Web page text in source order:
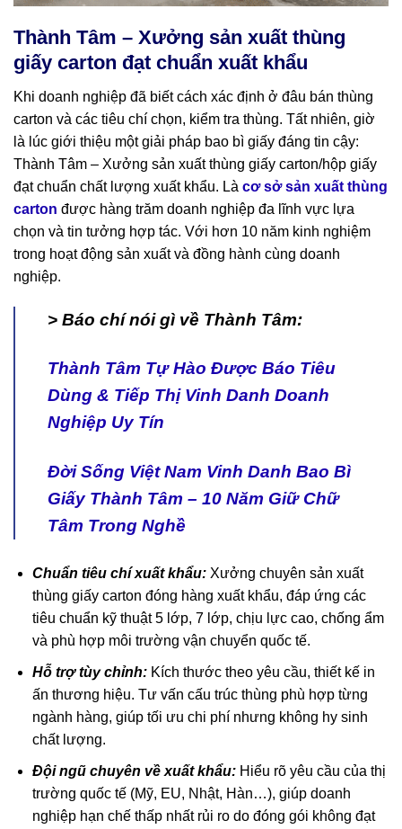
Thành Tâm – Xưởng sản xuất thùng
giấy carton đạt chuẩn xuất khẩu
Khi doanh nghiệp đã biết cách xác định ở đâu bán thùng
carton và các tiêu chí chọn, kiểm tra thùng. Tất nhiên, giờ
là lúc giới thiệu một giải pháp bao bì giấy đáng tin cậy:
Thành Tâm – Xưởng sản xuất thùng giấy carton/hộp giấy
đạt chuẩn chất lượng xuất khẩu. Là cơ sở sản xuất thùng
carton được hàng trăm doanh nghiệp đa lĩnh vực lựa
chọn và tin tưởng hợp tác. Với hơn 10 năm kinh nghiệm
trong hoạt động sản xuất và đồng hành cùng doanh
nghiệp.
> Báo chí nói gì về Thành Tâm:
Thành Tâm Tự Hào Được Báo Tiêu
Dùng & Tiếp Thị Vinh Danh Doanh
Nghiệp Uy Tín
Đời Sống Việt Nam Vinh Danh Bao Bì
Giấy Thành Tâm – 10 Năm Giữ Chữ
Tâm Trong Nghề
Chuẩn tiêu chí xuất khẩu:Xưởng chuyên sản xuất
thùng giấy carton đóng hàng xuất khẩu, đáp ứng các
tiêu chuẩn kỹ thuật 5 lớp, 7 lớp, chịu lực cao, chống ẩm
và phù hợp môi trường vận chuyển quốc tế.
Hỗ trợ tùy chỉnh:Kích thước theo yêu cầu, thiết kế in
ấn thương hiệu. Tư vấn cấu trúc thùng phù hợp từng
ngành hàng, giúp tối ưu chi phí nhưng không hy sinh
chất lượng.
Đội ngũ chuyên về xuất khẩu: Hiểu rõ yêu cầu của thị
trường quốc tế (Mỹ, EU, Nhật, Hàn…), giúp doanh
nghiệp hạn chế thấp nhất rủi ro do đóng gói không đạt